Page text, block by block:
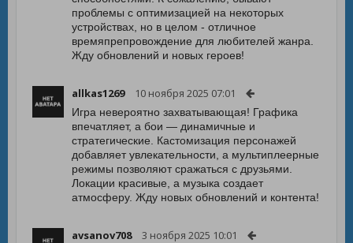
проблемы с оптимизацией на некоторых
устройствах, но в целом - отличное
времяпрепровождение для любителей жанра.
Жду обновлений и новых героев!
allkas1269 10 ноября 2025 07:01
Игра невероятно захватывающая! Графика
впечатляет, а бои — динамичные и
стратегические. Кастомизация персонажей
добавляет увлекательности, а мультиплеерные
режимы позволяют сражаться с друзьями.
Локации красивые, а музыка создает
атмосферу. Жду новых обновлений и контента!
avsanov708 3 ноября 2025 10:01